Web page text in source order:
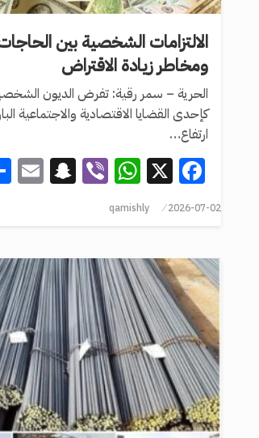
الالتزامات الشخصية بين
ومخاطر زيادة الاقتراض
الحرية – سمر رقية: تفرض الديون
كإحدى القضايا الاقتصادية والاجتماعية
ارتفاع…
Facebook
X
Viber
2026-07-02
qamishly